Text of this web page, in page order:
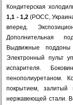
Кондитерская
1,1 - 1,2(РОСС,
вперед.
Дополнительная
Выдвижные
Электронный пульт
испарителя.
пенополиуретаном.
покрытием, залитый
нержавеющей стали.